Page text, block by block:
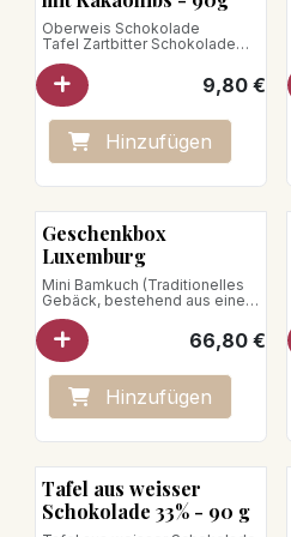
Oberweis Schokolade
Tafel Zartbitter Schokolade
70% mit Kakaosplittern
Zartbitter Schokolade aus
Venezuela, bestreut mit
Kakaosplittern, die fruchtige
und holzige Noten verleihen.
Nettogewicht: 90g
Veganes Produkt
9,80€
Hinzufügen
Geschenkbox
Luxemburg
Mini Bamkuch (Traditionelles
Gebäck, bestehend aus einem
weichen, am Spieß
gebackenen Biskuit mit
Mandeln und Gewürzen),
Réglette Moques (Sortiment
aus Schokoladen- und Natur-
Moques), Roude Petz
(Knusprige Haselnüsse mit
Mélusine (Fingers mit
Zartbitter-, Weiß-, Dulcé-
Schokolade, Himbeer-
Crunchies, Mandeln,
Haselnüssen, Erdnüssen und
66,80€
Hinzufügen
Tafel aus weisser
Schokolade 33% - 90 g